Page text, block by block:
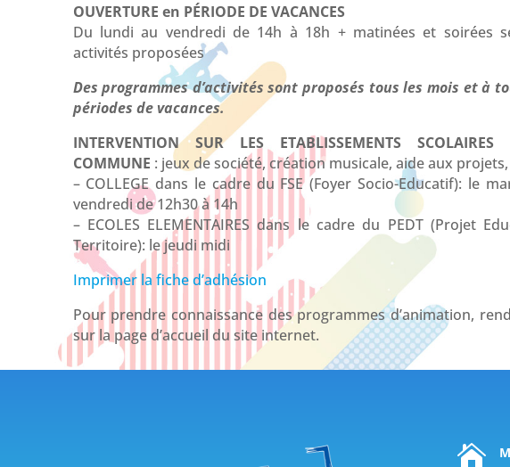
OUVERTURE en PÉRIODE DE VACANCES
Du lundi au vendredi de 14h à 18h + matinées et soirées
activités proposées
Des programmes d’activités sont proposés tous les mois et à
périodes de vacances.
INTERVENTION SUR LES ETABLISSEMENTS
COMMUNE : jeux de société, création musicale, aide aux
– COLLEGE dans le cadre du FSE (Foyer Socio-Educatif): le
vendredi de 12h30 à 14h
– ECOLES ELEMENTAIRES dans le cadre du PEDT (Projet
Territoire): le jeudi midi
Imprimer la fiche d’adhésion
Pour prendre connaissance des programmes d’animation,
sur la page d’accueil du site internet.
